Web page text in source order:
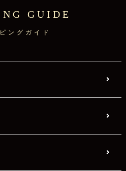
GUIDE
ングガイド